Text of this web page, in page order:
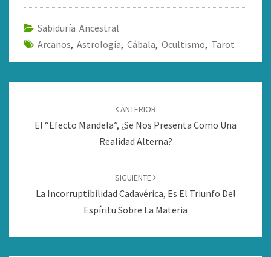
Sabiduría Ancestral
Arcanos, Astrología, Cábala, Ocultismo, Tarot
entradas
ANTERIOR
El “Efecto Mandela”, ¿se Nos Presenta Como Una
Realidad Alterna?
SIGUIENTE
La Incorruptibilidad Cadavérica, Es El Triunfo Del
Espíritu Sobre La Materia